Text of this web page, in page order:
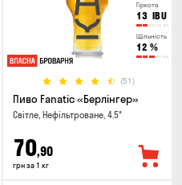
Гіркота
13 IBU
Щільність
12 %
(51)
Пиво Fanatic «Берлінгер»
Світле, Нефільтроване, 4.5°
70,90
грн за 1 кг